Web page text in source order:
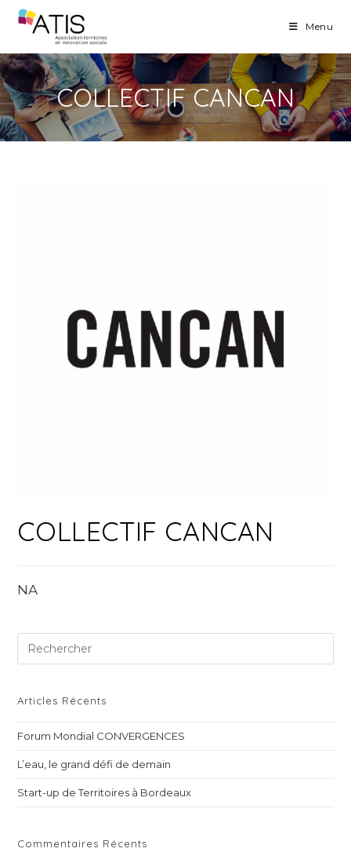
Skip
Menu
COLLECTIF CANCAN
COLLECTIF CANCAN
NA
Articles Récents
Forum Mondial CONVERGENCES
L’eau, le grand défi de demain
Start-up de Territoires à Bordeaux
Commentaires Récents